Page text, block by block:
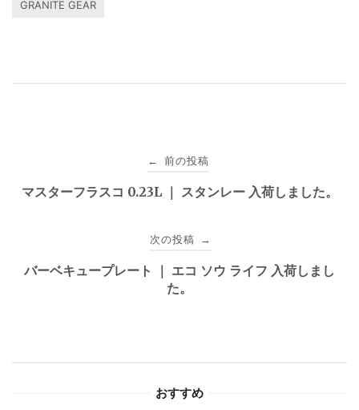
GRANITE GEAR
稿
← 前の投稿
マスターフラスコ 0.23L ｜ スタンレー 入荷しました。
次の投稿 →
バーベキュープレート ｜ エコ ソウ ライフ 入荷しまし
た。
おすすめ